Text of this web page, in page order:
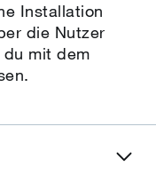
Installation
die Nutzer
mit dem